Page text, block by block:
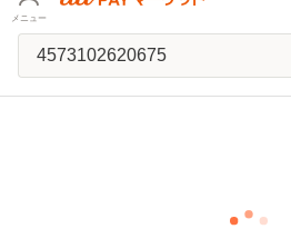
メニュー